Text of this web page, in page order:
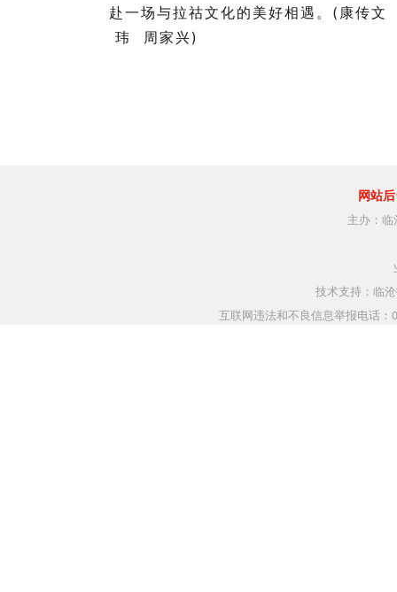
赴一场与拉祜文化的美好相遇。(康
玮 周家兴)
网站
主办：
技术支持：临
互联网违法和不良信息举报电话